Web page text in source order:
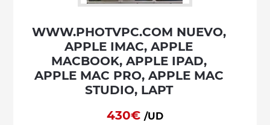
WWW.PHOTVPC.COM NUEVO,
APPLE IMAC, APPLE
MACBOOK, APPLE IPAD,
APPLE MAC PRO, APPLE MAC
STUDIO, LAPT
430€ /UD